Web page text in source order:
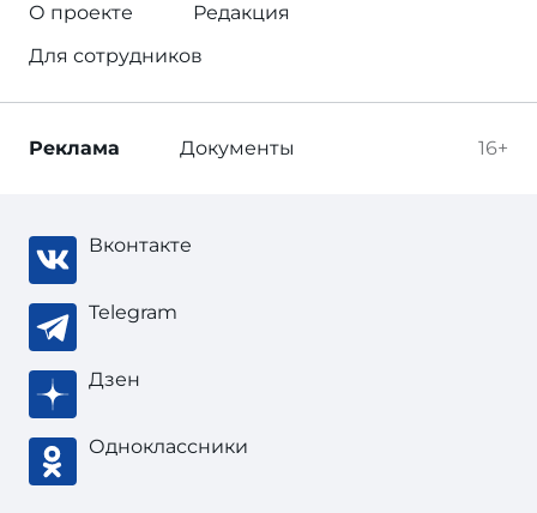
О проекте
Редакция
Для сотрудников
16+
Реклама Документы
Вконтакте
Telegram
Дзен
Одноклассники